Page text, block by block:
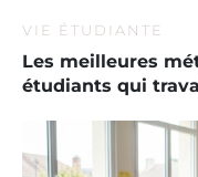
VIE ÉTUDIANTE
Les meilleures
étudiants qui